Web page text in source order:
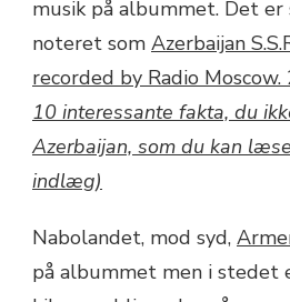
musik på albummet. Det
noteret som Azerbaijan
recorded by Radio Moscow.
10 interessante fakta, du
Azerbaijan, som du kan
indlæg)
Nabolandet, mod syd,
på albummet men i stedet